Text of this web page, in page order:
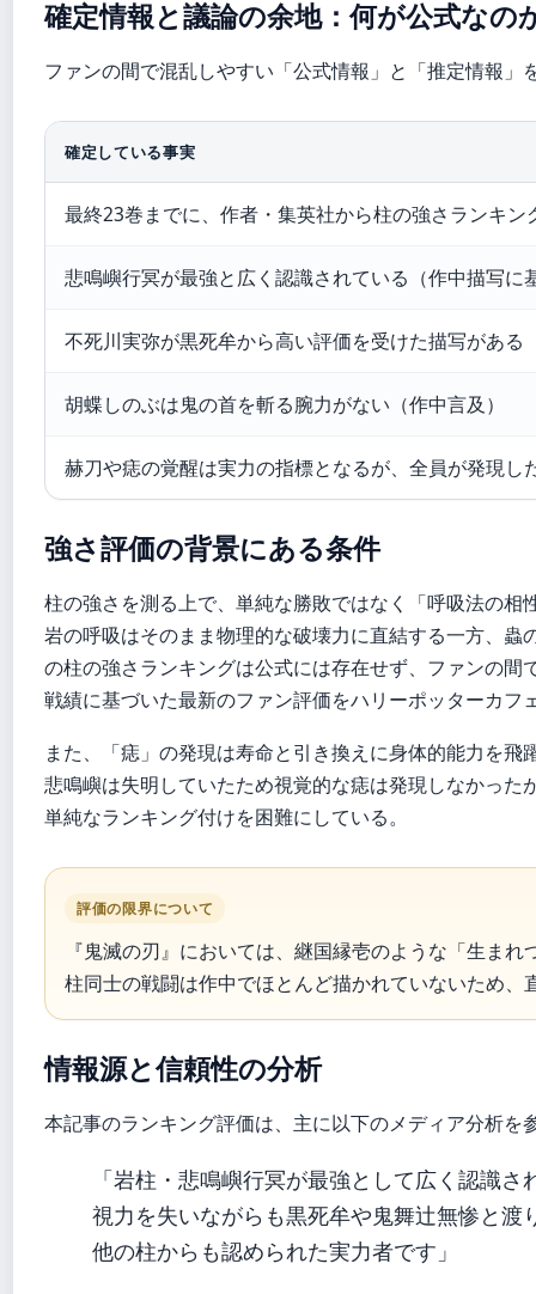
確定情報と議論の余地：何が公式なの
ファンの間で混乱しやすい「公式情報」と「推定情報」
確定している事実
最終23巻までに、作者・集英社から柱の強さランキン
悲鳴嶼行冥が最強と広く認識されている（作中描写に
不死川実弥が黒死牟から高い評価を受けた描写がある
胡蝶しのぶは鬼の首を斬る腕力がない（作中言及）
赫刀や痣の覚醒は実力の指標となるが、全員が発現し
強さ評価の背景にある条件
柱の強さを測る上で、単純な勝敗ではなく「呼吸法の
岩の呼吸はそのまま物理的な破壊力に直結する一方、
の柱の強さランキングは公式には存在せず、ファンの
戦績に基づいた最新のファン評価をハリーポッターカ
また、「痣」の発現は寿命と引き換えに身体的能力を
悲鳴嶼は失明していたため視覚的な痣は発現しなかっ
単純なランキング付けを困難にしている。
評価の限界について
『鬼滅の刃』においては、継国縁壱のような「生ま
柱同士の戦闘は作中でほとんど描かれていないため
情報源と信頼性の分析
本記事のランキング評価は、主に以下のメディア分析を
「岩柱・悲鳴嶼行冥が最強として広く認識さ
視力を失いながらも黒死牟や鬼舞辻無惨と渡
他の柱からも認められた実力者です」